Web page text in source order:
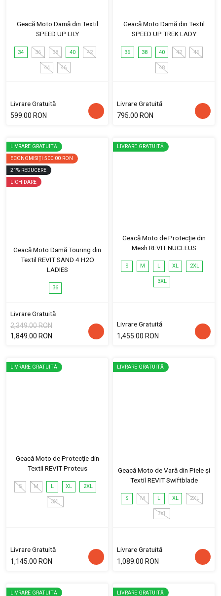
Geacă Moto Damă din Textil
SPEED UP LILY
34 36 38 40 42
44 46
Livrare Gratuită
599.00 RON
Geacă Moto Damă din Textil
SPEED UP TREK LADY
36 38 40 42 46
48
Livrare Gratuită
795.00 RON
LIVRARE GRATUITĂ
ECONOMISIȚI 500.00 RON
21% REDUCERE
LICHIDARE
Geacă Moto Damă Touring din
Textil REVIT SAND 4 H2O
LADIES
36
Livrare Gratuită
2,349.00 RON
1,849.00 RON
LIVRARE GRATUITĂ
Geacă Moto de Protecție din
Mesh REVIT NUCLEUS
S M L XL 2XL
3XL
Livrare Gratuită
1,455.00 RON
LIVRARE GRATUITĂ
Geacă Moto de Protecție din
Textil REVIT Proteus
S M L XL 2XL
3XL
Livrare Gratuită
1,145.00 RON
LIVRARE GRATUITĂ
Geacă Moto de Vară din Piele și
Textil REVIT Swiftblade
S M L XL 2XL
3XL
Livrare Gratuită
1,089.00 RON
LIVRARE GRATUITĂ LIVRARE GRATUITĂ